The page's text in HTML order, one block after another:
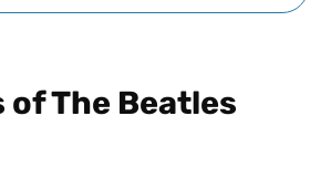
The Beatles